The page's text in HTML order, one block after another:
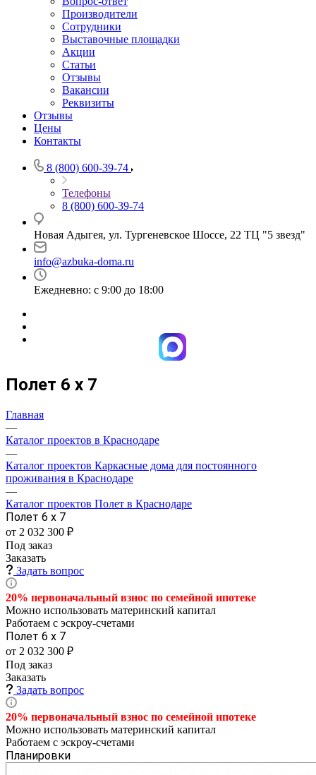
Производители
Сотрудники
Выставочные площадки
Акции
Статьи
Отзывы
Вакансии
Реквизиты
Отзывы
Цены
Контакты
8 (800) 600-39-74
Телефоны
8 (800) 600-39-74
Новая Адыгея, ул. Тургеневское Шоссе, 22 ТЦ "5 звезд"
info@azbuka-doma.ru
Ежедневно: с 9:00 до 18:00
Полет 6 х 7
Главная
—
Каталог проектов в Краснодаре
—
Каталог проектов Каркасные дома для постоянного
проживания в Краснодаре
—
Каталог проектов Полет в Краснодаре
Полет 6 х 7
от 2 032 300 ₽
Под заказ
Заказать
Задать вопрос
20% первоначальный взнос по семейной ипотеке
Можно использовать материнский капитал
Работаем с эскроу-счетами
Полет 6 х 7
от 2 032 300 ₽
Под заказ
Заказать
Задать вопрос
20% первоначальный взнос по семейной ипотеке
Можно использовать материнский капитал
Работаем с эскроу-счетами
Планировки